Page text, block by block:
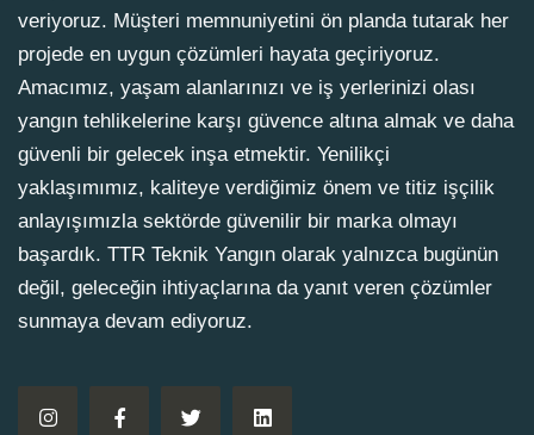
veriyoruz. Müşteri memnuniyetini ön planda tutarak her
projede en uygun çözümleri hayata geçiriyoruz.
Amacımız, yaşam alanlarınızı ve iş yerlerinizi olası
yangın tehlikelerine karşı güvence altına almak ve daha
güvenli bir gelecek inşa etmektir. Yenilikçi
yaklaşımımız, kaliteye verdiğimiz önem ve titiz işçilik
anlayışımızla sektörde güvenilir bir marka olmayı
başardık. TTR Teknik Yangın olarak yalnızca bugünün
değil, geleceğin ihtiyaçlarına da yanıt veren çözümler
sunmaya devam ediyoruz.